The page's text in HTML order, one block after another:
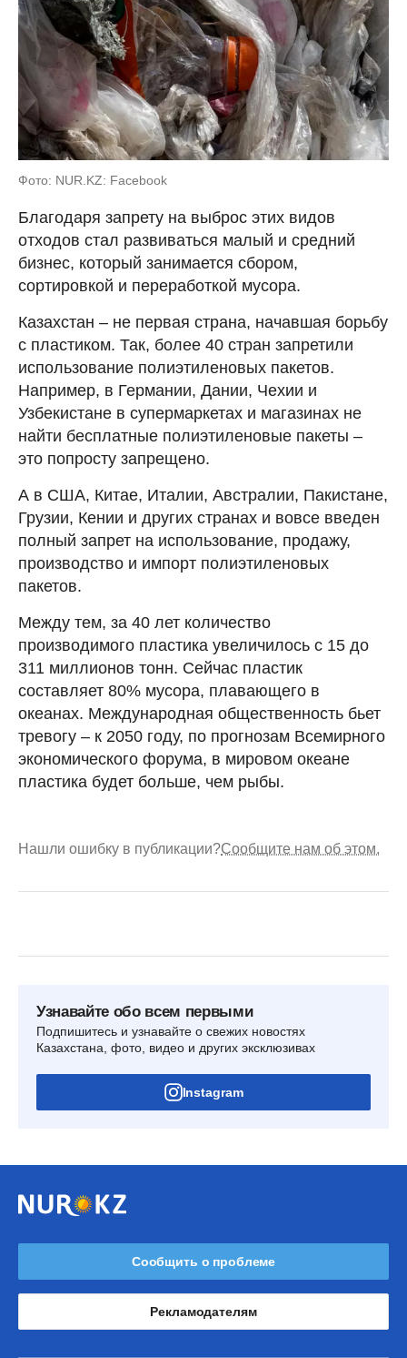
Фото: NUR.KZ: Facebook
Благодаря запрету на выброс этих видов
отходов стал развиваться малый и средний
бизнес, который занимается сбором,
сортировкой и переработкой мусора.
Казахстан – не первая страна, начавшая борьбу
с пластиком. Так, более 40 стран запретили
использование полиэтиленовых пакетов.
Например, в Германии, Дании, Чехии и
Узбекистане в супермаркетах и магазинах не
найти бесплатные полиэтиленовые пакеты –
это попросту запрещено.
А в США, Китае, Италии, Австралии, Пакистане,
Грузии, Кении и других странах и вовсе введен
полный запрет на использование, продажу,
производство и импорт полиэтиленовых
пакетов.
Между тем, за 40 лет количество
производимого пластика увеличилось с 15 до
311 миллионов тонн. Сейчас пластик
составляет 80% мусора, плавающего в
океанах. Международная общественность бьет
тревогу – к 2050 году, по прогнозам Всемирного
экономического форума, в мировом океане
пластика будет больше, чем рыбы.
Нашли ошибку в публикации?Сообщите нам об этом.
Узнавайте обо всем первыми
Подпишитесь и узнавайте о свежих новостях
Казахстана, фото, видео и других эксклюзивах
Instagram
Сообщить о проблеме
Рекламодателям